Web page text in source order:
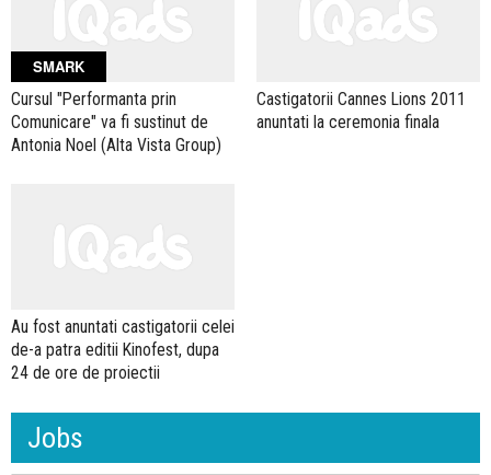
SMARK
Cursul "Performanta prin
Comunicare" va fi sustinut de
Antonia Noel (Alta Vista Group)
Castigatorii Cannes Lions 2011
anuntati la ceremonia finala
Au fost anuntati castigatorii celei
de-a patra editii Kinofest, dupa
24 de ore de proiectii
Jobs